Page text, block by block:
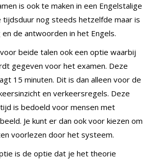
is ook te maken in een Engelstalige
tijdsduur nog steeds hetzelfde maar is
de antwoorden in het Engels.
beide talen ook een optie waarbij
gegeven voor het examen. Deze
15 minuten. Dit is dan alleen voor de
en verkeersregels. Deze
is bedoeld voor mensen met
Je kunt er dan ook voor kiezen om
voorlezen door het systeem.
is de optie dat je het theorie